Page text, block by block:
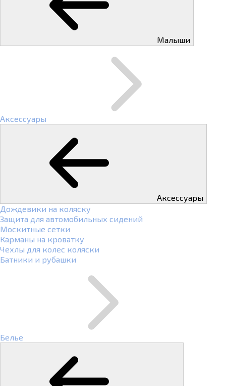
Малыши
Аксессуары
Аксессуары
Дождевики на коляску
Защита для автомобильных сидений
Москитные сетки
Карманы на кроватку
Чехлы для колес коляски
Батники и рубашки
Белье